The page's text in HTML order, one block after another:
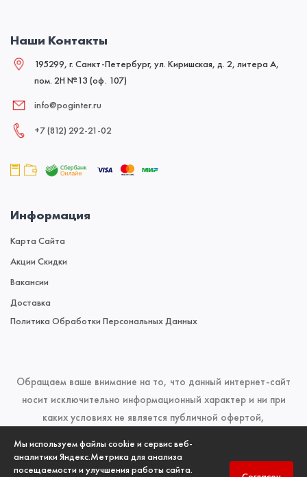
Мы используем файлы cookie и сервис веб-
аналитики Яндекс.Метрика для анализа
посещаемости и улучшения работы сайта.
Наши Контакты
195299, г. Санкт-Петербург, ул. Киришская, д. 2, литера А,
пом. 2Н №13 (оф. 107)
info@poginter.ru
+7 (812) 292‑21‑02
Информация
Карта Сайта
Акции Скидки
Вакансии
Доставка
Политика Обработки Персональных Данных
Обращаем ваше внимание на то, что данный интернет-сайт
носит исключительно информационный характер и ни при
каких условиях не является публичной офертой,
кодекса Российской Федерации. Для получения подробной
информации о наличии и стоимости указанных товаров и